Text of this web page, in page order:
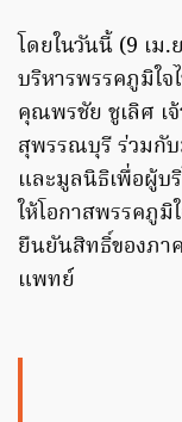
โดยในวันนี้ (9 เ
บริหารพรรคภูมิใจ
คุณพรชัย ชูเลิศ เ
สุพรรณบุรี ร่วมกั
และมูลนิธิเพื่อผู้บ
ให้โอกาสพรรคภู
ยืนยันสิทธิ์ของภา
แพทย์